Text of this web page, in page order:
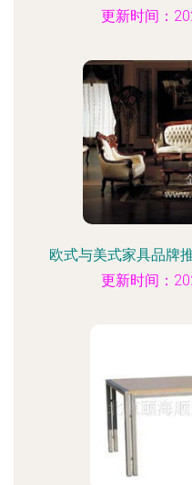
更新时间：
欧式与美式家具品牌
更新时间：